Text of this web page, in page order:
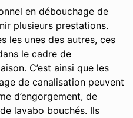
en débouchage de
plusieurs prestations.
les unes des autres, ces
le cadre de
C’est ainsi que les
de canalisation peuvent
d’engorgement, de
lavabo bouchés. Ils